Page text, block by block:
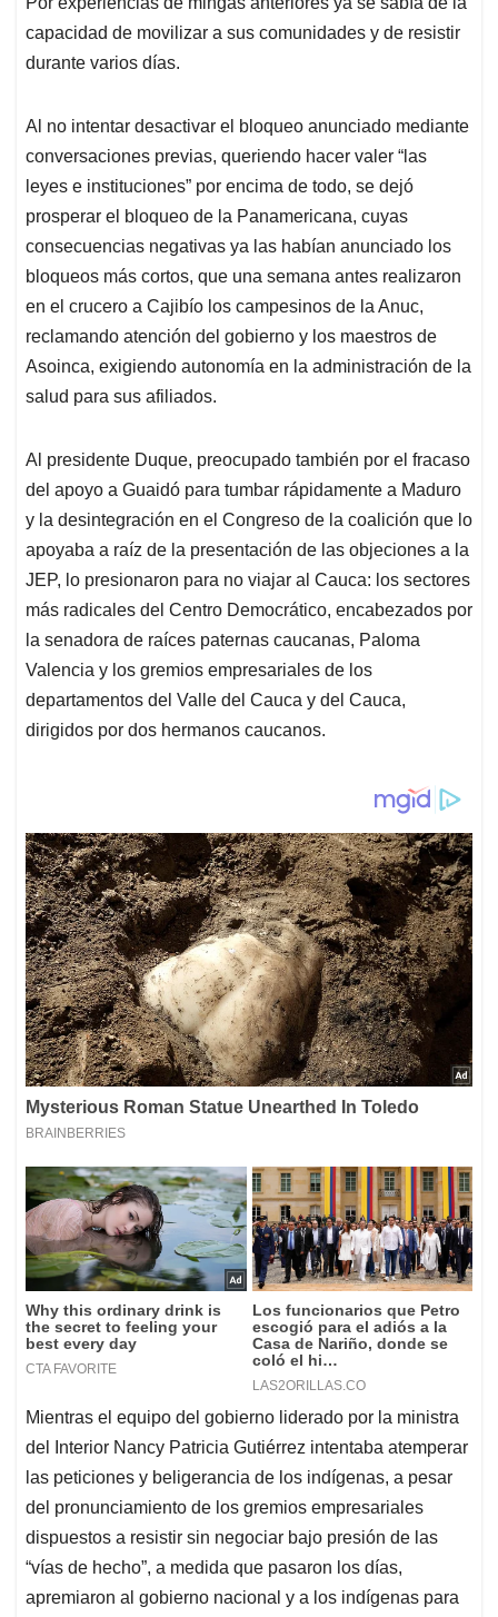
s
A
p
b
o
o
e
d
I
l
a
d
capacidad de movilizar a sus comunidades y de resistir
durante varios días.
Al no intentar desactivar el bloqueo anunciado mediante
conversaciones previas, queriendo hacer valer “las
leyes e instituciones” por encima de todo, se dejó
prosperar el bloqueo de la Panamericana, cuyas
consecuencias negativas ya las habían anunciado los
bloqueos más cortos, que una semana antes realizaron
en el crucero a Cajibío los campesinos de la Anuc,
reclamando atención del gobierno y los maestros de
Asoinca, exigiendo autonomía en la administración de la
salud para sus afiliados.
Al presidente Duque, preocupado también por el fracaso
del apoyo a Guaidó para tumbar rápidamente a Maduro
y la desintegración en el Congreso de la coalición que lo
apoyaba a raíz de la presentación de las objeciones a la
JEP, lo presionaron para no viajar al Cauca: los sectores
más radicales del Centro Democrático, encabezados por
la senadora de raíces paternas caucanas, Paloma
Valencia y los gremios empresariales de los
departamentos del Valle del Cauca y del Cauca,
dirigidos por dos hermanos caucanos.
Mientras el equipo del gobierno liderado por la ministra
del Interior Nancy Patricia Gutiérrez intentaba atemperar
las peticiones y beligerancia de los indígenas, a pesar
del pronunciamiento de los gremios empresariales
dispuestos a resistir sin negociar bajo presión de las
“vías de hecho”, a medida que pasaron los días,
apremiaron al gobierno nacional y a los indígenas para